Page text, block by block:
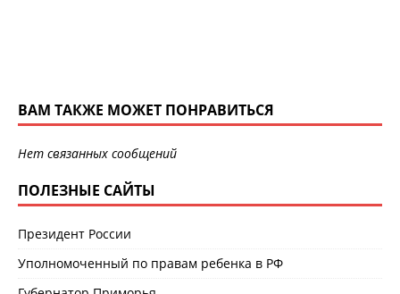
ВАМ ТАКЖЕ МОЖЕТ ПОНРАВИТЬСЯ
Нет связанных сообщений
ПОЛЕЗНЫЕ САЙТЫ
Президент России
Уполномоченный по правам ребенка в РФ